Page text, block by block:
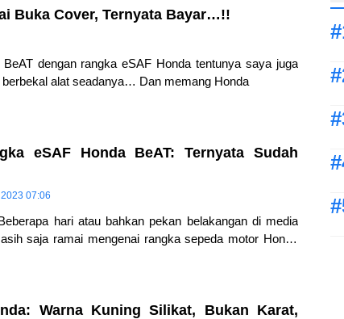
Buka Cover, Ternyata Bayar…!!
dengan rangka eSAF Honda tentunya saya juga
alat seadanya… Dan memang Honda
eSAF Honda BeAT: Ternyata Sudah
07:06
hari atau bahkan pekan belakangan di media
saja ramai mengenai rangka sepeda motor Honda
Warna Kuning Silikat, Bukan Karat,